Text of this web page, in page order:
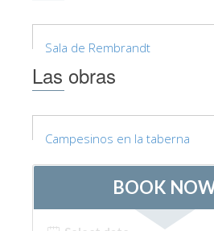
Sólo billetes con
ES
中文
DEUTSCH
FRANÇAIS
ESPAÑOL
Sala de Rembrandt
Las obras
Campesinos en la taberna